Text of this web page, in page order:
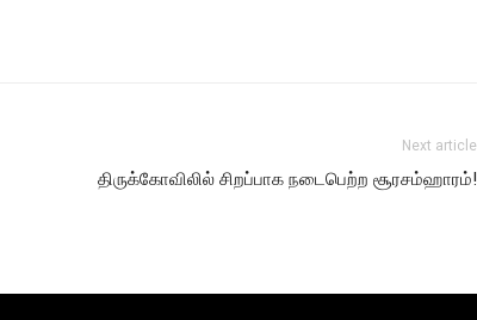
Next article
திருக்கோவிலில் சிறப்பாக நடைபெற்ற சூரசம்ஹாரம்!